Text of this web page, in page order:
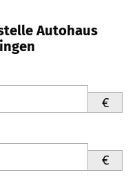
Autohaus
€
€